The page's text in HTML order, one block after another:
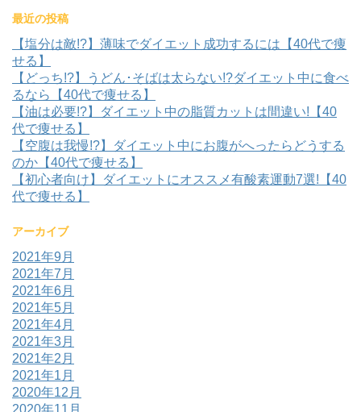
最近の投稿
【塩分は敵!?】薄味でダイエット成功するには【40代で痩
せる】
【どっち!?】うどん･そばは太らない!?ダイエット中に食べ
るなら【40代で痩せる】
【油は必要!?】ダイエット中の脂質カットは間違い!【40
代で痩せる】
【空腹は我慢!?】ダイエット中にお腹がへったらどうする
のか【40代で痩せる】
【初心者向け】ダイエットにオススメ有酸素運動7選!【40
代で痩せる】
アーカイブ
2021年9月
2021年7月
2021年6月
2021年5月
2021年4月
2021年3月
2021年2月
2021年1月
2020年12月
2020年11月